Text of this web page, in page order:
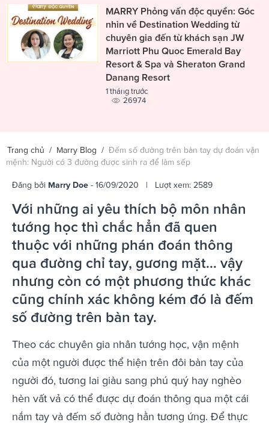
MARRY Phỏng vấn độc quyền: Góc
nhìn về Destination Wedding từ
chuyên gia đến từ khách sạn JW
Marriott Phu Quoc Emerald Bay
Resort & Spa và Sheraton Grand
Danang Resort
1 tháng trước
26974
Trang chủ / Marry Blog / Đếm số đường trên bàn tay dự đoán vận
mệnh: Người có 3 đường được sinh ra để làm sếp
Đăng bởi Marry Doe - 16/09/2020 | Lượt xem: 2589
Với những ai yêu thích bộ môn nhân
tướng học thì chắc hẳn đã quen
thuộc với những phán đoán thông
qua đường chỉ tay, gương mặt... vậy
nhưng còn có một phương thức khác
cũng chính xác không kém đó là đếm
số đường trên bàn tay.
Theo các chuyên gia nhân tướng học, vận mệnh
của một người được thể hiện trên đôi bàn tay của
người đó, tương lai giàu sang phú quý hay nghèo
hèn vất vả có thể được dự đoán thông qua một cái
nắm tay và đếm số đường hằn tương ứng. Để thực